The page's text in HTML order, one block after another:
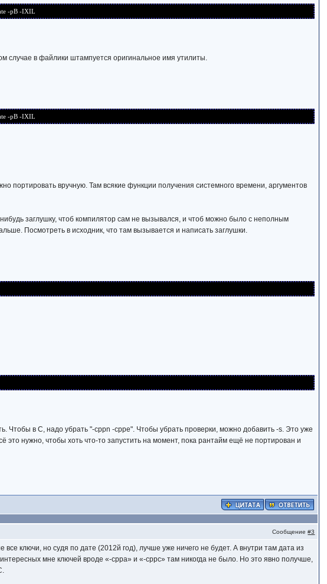
-pB -IXIL
случае в файлики штампуется оригинальное имя утилиты.
-pB -IXIL
портировать вручную. Там всякие функции получения системного времени, аргументов
заглушку, чтоб компилятор сам не вызывался, и чтоб можно было с неполным
Посмотреть в исходник, что там вызывается и написать заглушки.
Чтобы в C, надо убрать "-cppn -cppe". Чтобы убрать проверки, можно добавить -s. Это уже
нужно, чтобы хоть что-то запустить на момент, пока рантайм ещё не портирован и
Сообщение#3
все ключи, но судя по дате (2012й год), лучше уже ничего не будет. А внутри там дата из
мне ключей вроде «-cppa» и «-cppc» там никогда не было. Но это явно получше,